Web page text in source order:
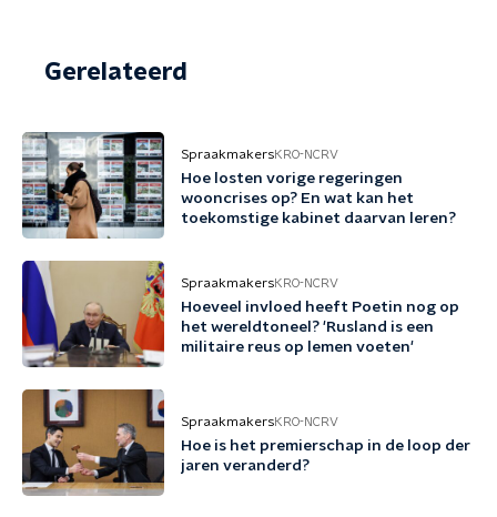
Gerelateerd
SpraakmakersKRO-NCRV
Hoe losten vorige regeringen
wooncrises op? En wat kan het
toekomstige kabinet daarvan leren?
SpraakmakersKRO-NCRV
Hoeveel invloed heeft Poetin nog op
het wereldtoneel? 'Rusland is een
militaire reus op lemen voeten'
SpraakmakersKRO-NCRV
Hoe is het premierschap in de loop der
jaren veranderd?